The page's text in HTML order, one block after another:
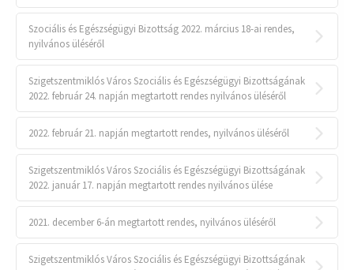
Szociális és Egészségügyi Bizottság 2022. március 18-ai rendes,
nyilvános üléséről
Szigetszentmiklós Város Szociális és Egészségügyi Bizottságának
2022. február 24. napján megtartott rendes nyilvános üléséről
2022. február 21. napján megtartott rendes, nyilvános üléséről
Szigetszentmiklós Város Szociális és Egészségügyi Bizottságának
2022. január 17. napján megtartott rendes nyilvános ülése
2021. december 6-án megtartott rendes, nyilvános üléséről
Szigetszentmiklós Város Szociális és Egészségügyi Bizottságának